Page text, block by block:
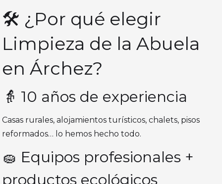
🛠️ ¿Por qué elegir
Limpieza de la Abuela
en Árchez?
👵 10 años de experiencia
Casas rurales, alojamientos turísticos, chalets, pisos
reformados… lo hemos hecho todo.
🧽 Equipos profesionales +
productos ecológicos